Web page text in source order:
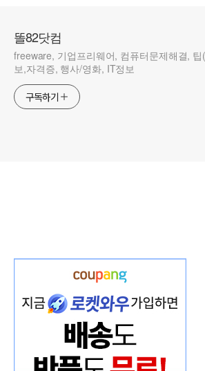
똘82닷컴
freeware, 기업프리웨어, 컴퓨터문제해결, 팁
보,자격증, 행사/영화, IT정보
구독하기